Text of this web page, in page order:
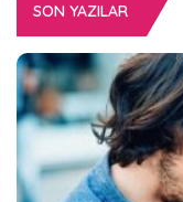
SON YAZILAR